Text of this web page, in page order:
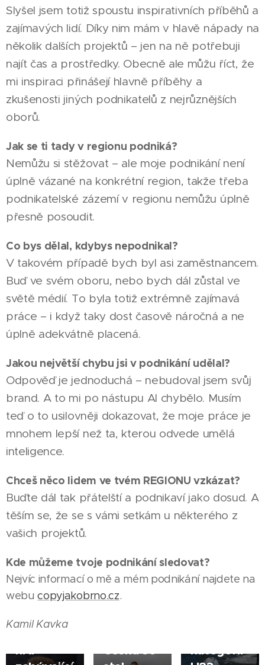
Slyšel jsem totiž spoustu inspirativních příběhů a
zajímavých lidí. Díky nim mám v hlavě nápady na
několik dalších projektů – jen na ně potřebuji
najít čas a prostředky. Obecně ale můžu říct, že
mi inspiraci přinášejí hlavně příběhy a
zkušenosti jiných podnikatelů z nejrůznějších
oborů.
Jak se ti tady v regionu podniká?
Nemůžu si stěžovat – ale moje podnikání není
úplně vázané na konkrétní region, takže třeba
podnikatelské zázemí v regionu nemůžu úplně
přesně posoudit.
Co bys dělal, kdybys nepodnikal?
V takovém případě bych byl asi zaměstnancem.
Buď ve svém oboru, nebo bych dál zůstal ve
světě médií. To byla totiž extrémně zajímavá
práce – i když taky dost časově náročná a ne
úplně adekvátně placená.
Jakou největší chybu jsi v podnikání udělal?
Odpověď je jednoduchá – nebudoval jsem svůj
brand. A to mi po nástupu AI chybělo. Musím
teď o to usilovněji dokazovat, že moje práce je
mnohem lepší než ta, kterou odvede umělá
inteligence.
Chceš něco lidem ve tvém REGIONU vzkázat?
Buďte dál tak přátelští a podnikaví jako dosud. A
těším se, že se s vámi setkám u některého z
vašich projektů.
Kde můžeme tvoje podnikání sledovat?
Nejvíc informací o mě a mém podnikání najdete na
webucopyjakobrno.cz.
Kamil Kavka
07.08.2026
|Jiří
Nový
není jen
tvůrce
pilot
dronu.
Třeba
připravuje
deskovou
hru
10.07.2026
OLOMOUC
|
Česka se
09.07.2026
OLOMOUC
kategorii